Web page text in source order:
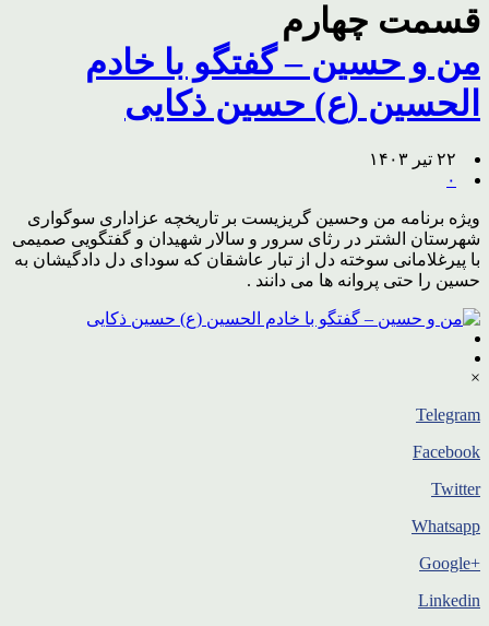
قسمت چهارم
من و حسین – گفتگو با خادم
الحسین (ع) حسین ذکایی
۲۲ تیر ۱۴۰۳
۰
ویژه برنامه من وحسین گریزیست بر تاریخچه عزاداری سوگواری
شهرستان الشتر در رثای سرور و سالار شهیدان و گفتگویی صمیمی
با پیرغلامانی سوخته دل از تبار عاشقان که سودای دل دادگیشان به
حسین را حتی پروانه ها می دانند .
×
Telegram
Facebook
Twitter
Whatsapp
+Google
Linkedin